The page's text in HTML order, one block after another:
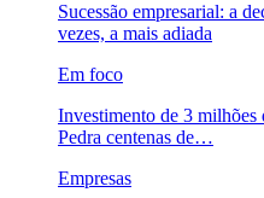
Sucessão empresarial: a
vezes, a mais adiada
Em foco
Investimento de 3 milhões
Pedra centenas de…
Empresas